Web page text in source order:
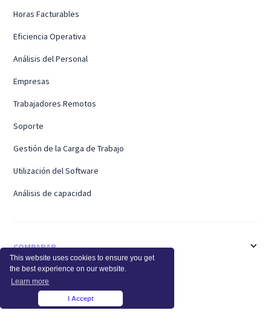
This website uses cookies to ensure you get
the best experience on our website.
Learn more
I Accept
Horas Facturables
Eficiencia Operativa
Análisis del Personal
Empresas
Trabajadores Remotos
Soporte
Gestión de la Carga de Trabajo
Utilización del Software
Análisis de capacidad
COMPARAR
ActivTrak